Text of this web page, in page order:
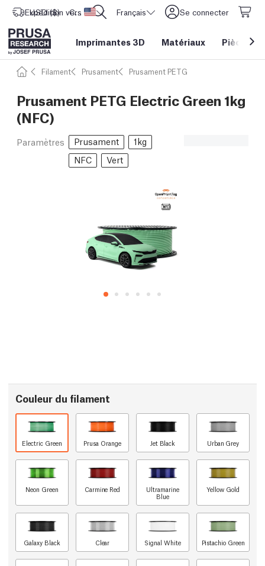
Expédition vers Etats-Unis d'Amérique
USD ($) CORE One L: Maintenant en stock ! Français Se connecter
Imprimantes 3D Matériaux Pièces&
Filament Prusament Prusament PETG
Prusament PETG Electric Green 1kg
(NFC)
Paramètres Prusament
1kg
NFC
Vert
Couleur du filament
Electric Green Prusa Orange Jet Black Urban Grey
Neon Green Carmine Red
Ultramarine
Blue
Yellow Gold
Galaxy Black Clear Signal White Pistachio Green